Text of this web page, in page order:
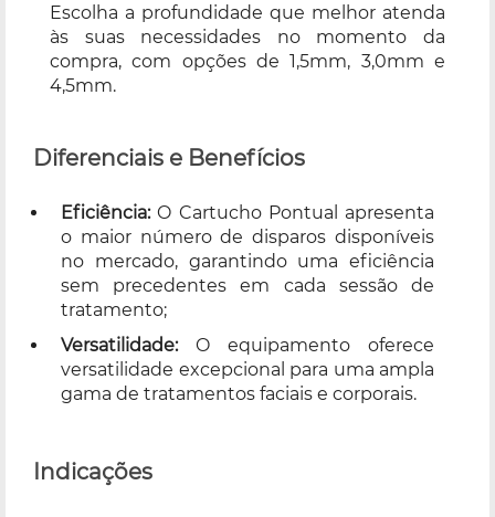
Escolha a profundidade que melhor atenda
às suas necessidades no momento da
compra, com opções de 1,5mm, 3,0mm e
4,5mm.
Diferenciais e Benefícios
Eficiência:O Cartucho Pontual apresenta
o maior número de disparos disponíveis
no mercado, garantindo uma eficiência
sem precedentes em cada sessão de
tratamento;
Versatilidade:O equipamento oferece
versatilidade excepcional para uma ampla
gama de tratamentos faciais e corporais.
Indicações